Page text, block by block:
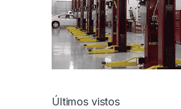
Últimos vistos